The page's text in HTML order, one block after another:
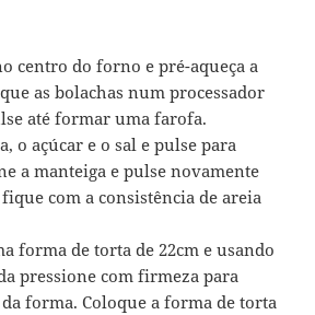
centro do forno e pré-aqueça a
as bolachas num processador
até formar uma farofa.
o açúcar e o sal e pulse para
a manteiga e pulse novamente
com a consistência de areia
forma de torta de 22cm e usando
pressione com firmeza para
forma. Coloque a forma de torta